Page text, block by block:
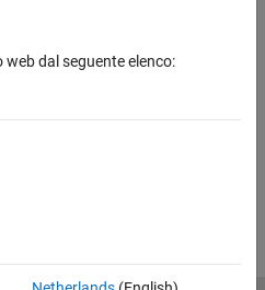
dal seguente elenco: